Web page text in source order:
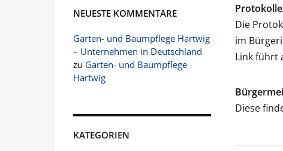
NEUESTE KOMMENTARE
Garten- und Baumpflege Hartwig
– Unternehmen in Deutschland
zu Garten- und Baumpflege
Hartwig
KATEGORIEN
Die
im
Link führt
Diese